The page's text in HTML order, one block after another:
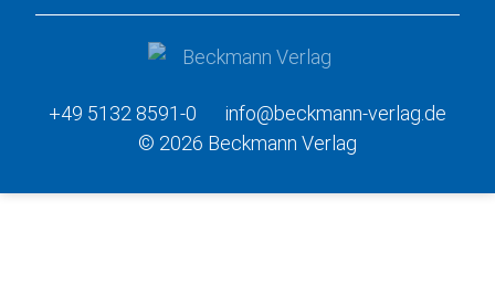
+49 5132 8591-0
info@beckmann-verlag.de
© 2026 Beckmann Verlag